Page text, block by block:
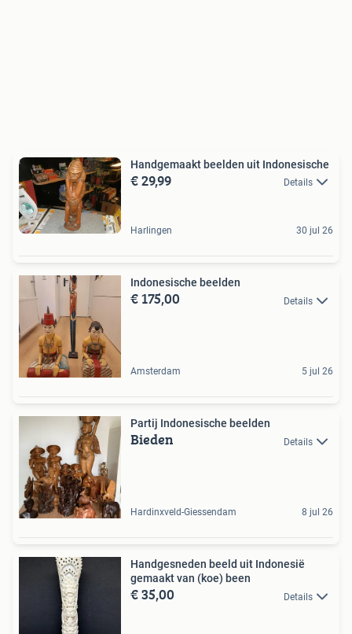
Handgemaakt beelden uit Indonesische
€ 29,99 Details
Harlingen 30 jul 26
Indonesische beelden
€ 175,00 Details
Amsterdam 5 jul 26
Partij Indonesische beelden
Bieden Details
Hardinxveld-Giessendam 8 jul 26
Handgesneden beeld uit Indonesië
gemaakt van (koe) been
€ 35,00 Details